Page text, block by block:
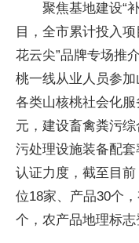
聚焦基地建设“
目，全市累计投入
花云尖”品牌专场推
桃一线从业人员参
各类山核桃社会化
元，建设畜禽粪污
污处理设施装备配
认证力度，截至目
位18家、产品30个
个，农产品地理标志